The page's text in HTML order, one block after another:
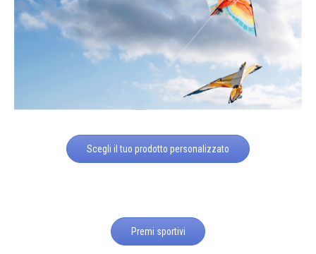
Scegli il tuo prodotto personalizzato
Premi sportivi